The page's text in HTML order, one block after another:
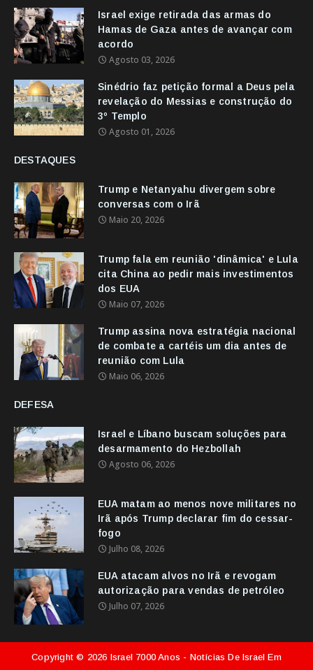
Israel exige retirada das armas do
Hamas de Gaza antes de avançar com
acordo
Agosto 03, 2026
Sinédrio faz petição formal a Deus pela
revelação do Messias e construção do
3º Templo
Agosto 01, 2026
DESTAQUES
Trump e Netanyahu divergem sobre
conversas com o Irã
Maio 20, 2026
Trump fala em reunião 'dinâmica' e Lula
cita China ao pedir mais investimentos
dos EUA
Maio 07, 2026
Trump assina nova estratégia nacional
de combate a cartéis um dia antes de
reunião com Lula
Maio 06, 2026
DEFESA
Israel e Líbano buscam soluções para
desarmamento do Hezbollah
Agosto 06, 2026
EUA matam ao menos nove militares no
Irã após Trump declarar fim do cessar-
fogo
Julho 08, 2026
EUA atacam alvos no Irã e revogam
autorização para vendas de petróleo
Julho 07, 2026
Copyright © 2026 Israel 7000 Anos - Notícias De Israel Em